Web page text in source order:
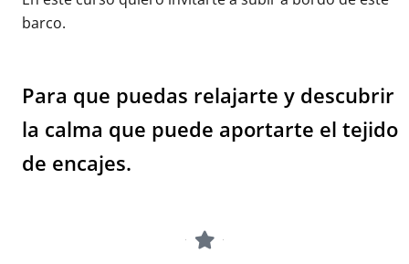
barco.
Para que puedas relajarte y descubrir
la calma que puede aportarte el tejido
de encajes.